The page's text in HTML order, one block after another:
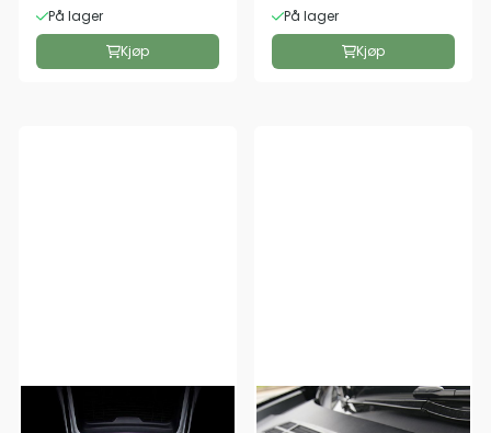
På lager
Kjøp
På lager
Kjøp